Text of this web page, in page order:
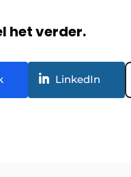
het verder.
LinkedIn